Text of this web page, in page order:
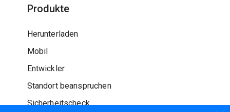
Produkte
Herunterladen
Mobil
Entwickler
Standort beanspruchen
Sicherheitscheck